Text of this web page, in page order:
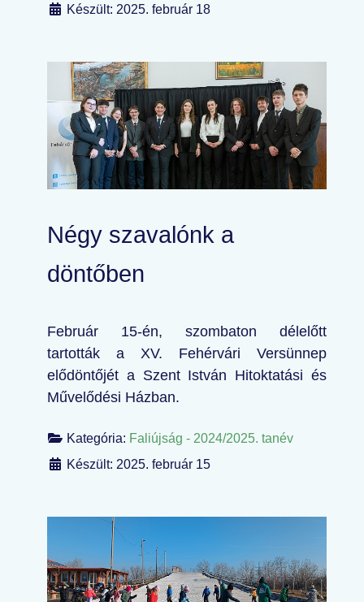
Készült: 2025. február 18
Négy szavalónk a
döntőben
Február 15-én, szombaton délelőtt
tartották a XV. Fehérvári Versünnep
elődöntőjét a Szent István Hitoktatási és
Művelődési Házban.
Kategória: Faliújság - 2024/2025. tanév
Készült: 2025. február 15